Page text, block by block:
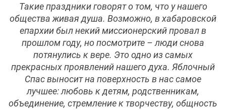
Такие праздники говорят о том, что у нашего
общества живая душа. Возможно, в хабаровской
епархии был некий миссионерский провал в
прошлом году, но посмотрите – люди снова
потянулись к вере. Это одно из самых
прекрасных проявлений нашего духа. Яблочный
Спас выносит на поверхность в нас самое
лучшее: любовь к детям, родственникам,
объединение, стремление к творчеству, общность